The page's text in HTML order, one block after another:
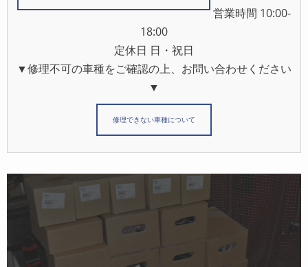
営業時間 10:00-
18:00
定休日 日・祝日
▼修理不可の車種をご確認の上、お問い合わせください
▼
修理できない車種について